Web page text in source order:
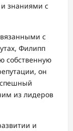
знаниями с
с
Филипп
собственную
он
из лидеров
и